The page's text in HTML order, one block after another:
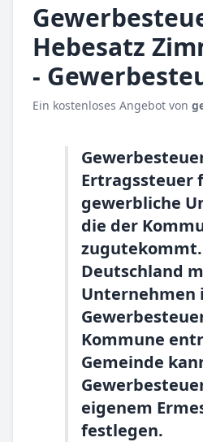
Hebesatz
-
Ein kostenloses Angebot von
Ertragssteuer
gewerbliche
die der
Deutschland
Unternehmen
Kommune
Gemeinde
eigenem
festlegen.